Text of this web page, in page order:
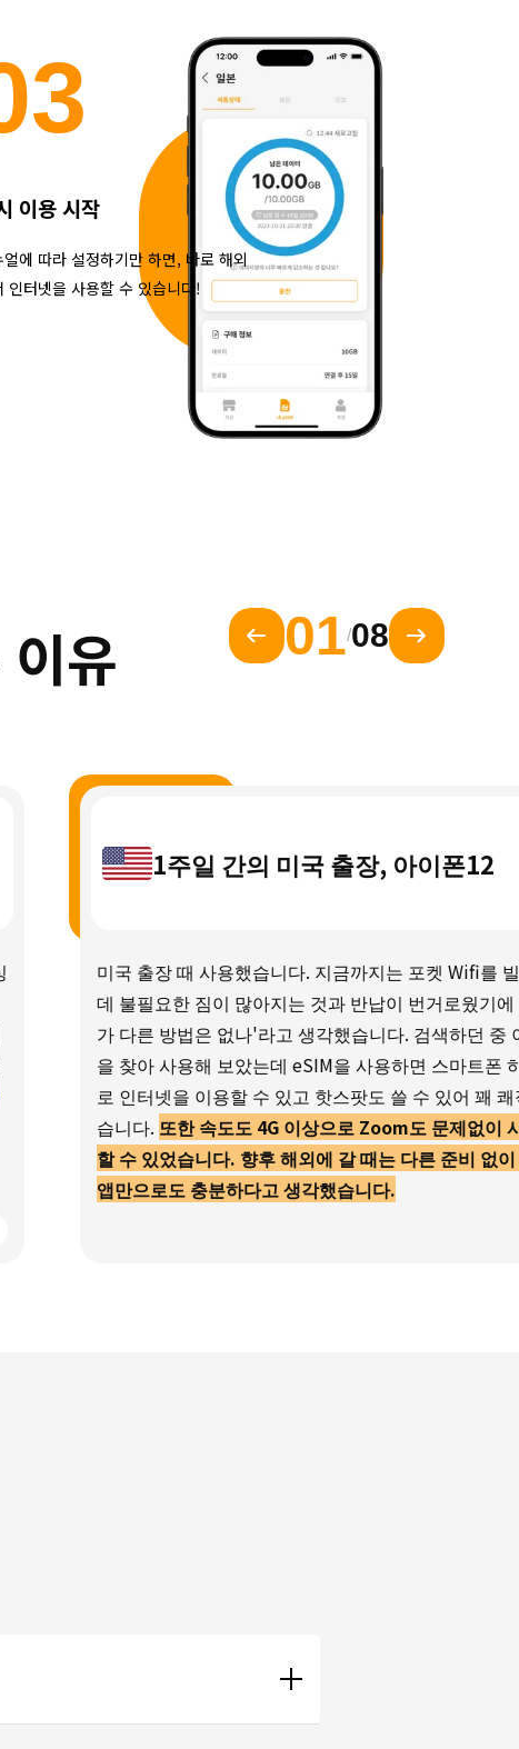
3
이용 시작
얼에 따라 설정하기만 하면, 바로 해외
인터넷을 사용할 수 있습니다!
유 01/08
1주일 간의 미국 출장, 아이폰12
미국 출장 때 사용했습니다. 지금까지는 포켓 Wifi를
데 불필요한 짐이 많아지는 것과 반납이 번거로웠기
가 다른 방법은 없나'라고 생각했습니다. 검색하던 중
을 찾아 사용해 보았는데 eSIM을 사용하면 스마트폰
로 인터넷을 이용할 수 있고 핫스팟도 쓸 수 있어 꽤
습니다. 또한 속도도 4G 이상으로 Zoom도 문제없이
할 수 있었습니다. 향후 해외에 갈 때는 다른 준비 없
앱만으로도 충분하다고 생각했습니다.